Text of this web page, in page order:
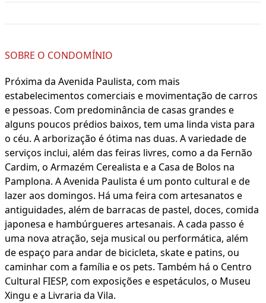
SOBRE O CONDOMÍNIO
Próxima da Avenida Paulista, com mais
estabelecimentos comerciais e movimentação de carros
e pessoas. Com predominância de casas grandes e
alguns poucos prédios baixos, tem uma linda vista para
o céu. A arborização é ótima nas duas. A variedade de
serviços inclui, além das feiras livres, como a da Fernão
Cardim, o Armazém Cerealista e a Casa de Bolos na
Pamplona. A Avenida Paulista é um ponto cultural e de
lazer aos domingos. Há uma feira com artesanatos e
antiguidades, além de barracas de pastel, doces, comida
japonesa e hambúrgueres artesanais. A cada passo é
uma nova atração, seja musical ou performática, além
de espaço para andar de bicicleta, skate e patins, ou
caminhar com a família e os pets. Também há o Centro
Cultural FIESP, com exposições e espetáculos, o Museu
Xingu e a Livraria da Vila.